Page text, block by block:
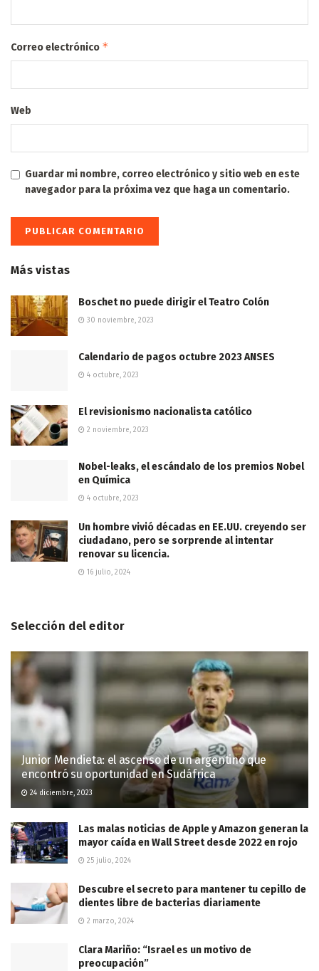
Correo electrónico *
Web
Guardar mi nombre, correo electrónico y sitio web en este
navegador para la próxima vez que haga un comentario.
Más vistas
Boschet no puede dirigir el Teatro Colón
30 noviembre, 2023
Calendario de pagos octubre 2023 ANSES
4 octubre, 2023
El revisionismo nacionalista católico
2 noviembre, 2023
Nobel-leaks, el escándalo de los premios Nobel
en Química
4 octubre, 2023
Un hombre vivió décadas en EE.UU. creyendo ser
ciudadano, pero se sorprende al intentar
renovar su licencia.
16 julio, 2024
Selección del editor
Junior Mendieta: el ascenso de un argentino que
encontró su oportunidad en Sudáfrica
24 diciembre, 2023
Las malas noticias de Apple y Amazon generan la
mayor caída en Wall Street desde 2022 en rojo
25 julio, 2024
Descubre el secreto para mantener tu cepillo de
dientes libre de bacterias diariamente
2 marzo, 2024
Clara Mariño: “Israel es un motivo de
preocupación”